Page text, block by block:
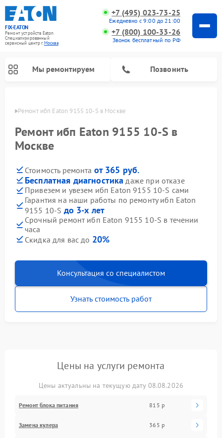
FIX-EATON
Ремонт устройств Eaton
Специализированный
cервисный центр г.Москва
+7 (495) 023-73-25
Ежедневно с 9:00 до 21:00
+7 (800) 100-33-26
Звонок бесплатный по РФ
Мы ремонтируем Позвонить
Ремонт ибп Eaton 9155 10-S в Москве
Ремонт ибп Eaton 9155 10-S в
Москве
Стоимость ремонта от 365 руб.
Бесплатная диагностика даже при отказе
Привезем и увезем ибп Eaton 9155 10-S сами
Гарантия на наши работы по ремонту ибп Eaton
9155 10-S до 3-х лет
Срочный ремонт ибп Eaton 9155 10-S в течении
часа
Скидка для вас до 20%
Консультация со специалистом
Узнать стоимость работ
Цены на услуги ремонта
Цены актуальны на текущую дату 08.08.2026
Ремонт блока питания 815 р
Замена кулера 365 р